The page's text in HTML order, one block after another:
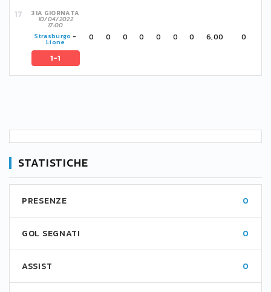
31A GIORNATA
10/04/2022
17:00
Strasburgo -
Lione
1-1
0 0 0 0 0 0 0 6,00 0
STATISTICHE
PRESENZE 0
GOL SEGNATI 0
ASSIST 0